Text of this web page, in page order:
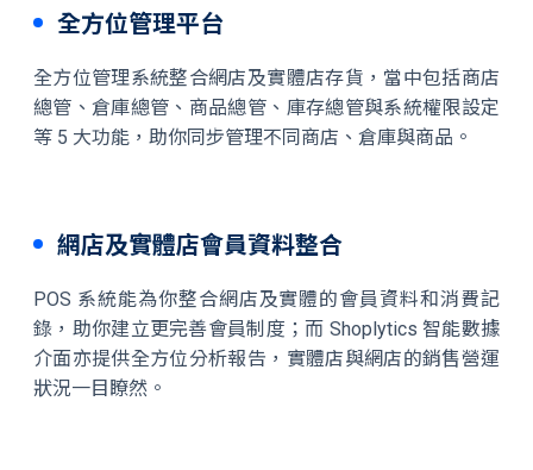
全方位管理平台
全方位管理系統整合網店及實體店存貨，當中包括商店
總管、倉庫總管、商品總管、庫存總管與系統權限設定
等 5 大功能，助你同步管理不同商店、倉庫與商品。
網店及實體店會員資料整合
POS 系統能為你整合網店及實體的會員資料和消費記
錄，助你建立更完善會員制度；而 Shoplytics 智能數據
介面亦提供全方位分析報告，實體店與網店的銷售營運
狀況一目瞭然。